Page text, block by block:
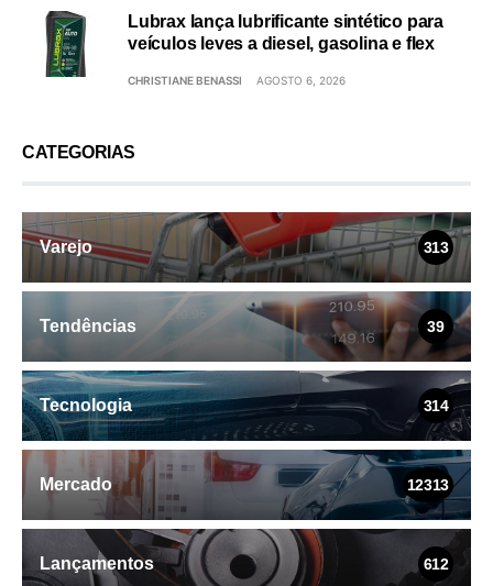
Lubrax lança lubrificante sintético para
veículos leves a diesel, gasolina e flex
CHRISTIANE BENASSI AGOSTO 6, 2026
CATEGORIAS
Varejo 313
Tendências 39
Tecnologia 314
Mercado 12313
Lançamentos 612